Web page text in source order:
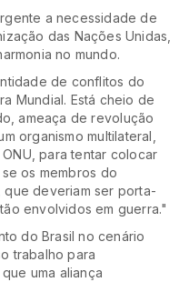
a necessidade de
das Nações Unidas,
no mundo.
de conflitos do
Mundial. Está cheio de
ameaça de revolução
organismo multilateral,
para tentar colocar
os membros do
que deveriam ser porta-
envolvidos em guerra."
do Brasil no cenário
trabalho para
uma aliança